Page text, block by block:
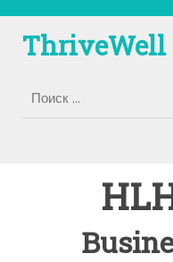
содержимому
ThriveWell